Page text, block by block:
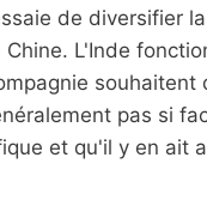
de diversifier
L'Inde
pas si
et qu'il y en ait